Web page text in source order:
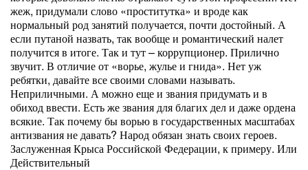
жеж, придумали слово «проститутка» и вроде как
нормальный род занятий получается, почти достойный. А
если путаной назвать, так вообще и романтический налет
получится в итоге. Так и тут – коррупционер. Прилично
звучит. В отличие от «ворье, жулье и гнида». Нет уж
ребятки, давайте все своими словами называть.
Неприличными. А можно еще и звания придумать и в
обиход ввести. Есть же звания для благих дел и даже ордена
всякие. Так почему бы ворью в государственных масштабах
антизвания не давать? Народ обязан знать своих героев.
Заслуженная Крыса Российской Федерации, к примеру. Или
Действительный